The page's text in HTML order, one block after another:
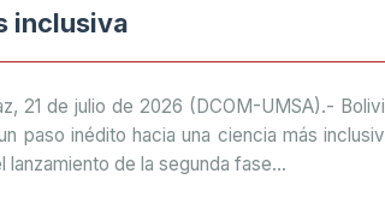
inclusiva
21 de julio de 2026 (DCOM-UMSA).-
paso inédito hacia una ciencia más
lanzamiento de la segunda fase...